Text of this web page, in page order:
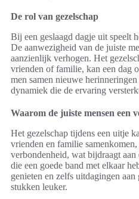
De rol van gezelschap
Bij een geslaagd dagje uit speelt
De aanwezigheid van de juiste
aanzienlijk verhogen. Het
vrienden of familie, kan een dag
men samen nieuwe
dynamiek die de ervaring
Waarom de juiste mensen een
Het gezelschap tijdens een uitje
vrienden en familie
verbondenheid, wat bijdraagt
die een goede band met elkaar
genieten en zelfs uitdagingen
stukken leuker.